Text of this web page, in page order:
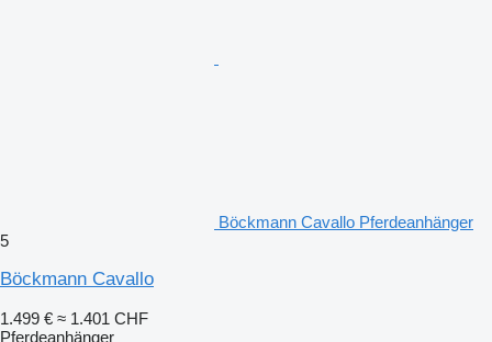
Böckmann Cavallo Pferdeanhänger
5
Böckmann Cavallo
1.499 € ≈ 1.401 CHF
Pferdeanhänger